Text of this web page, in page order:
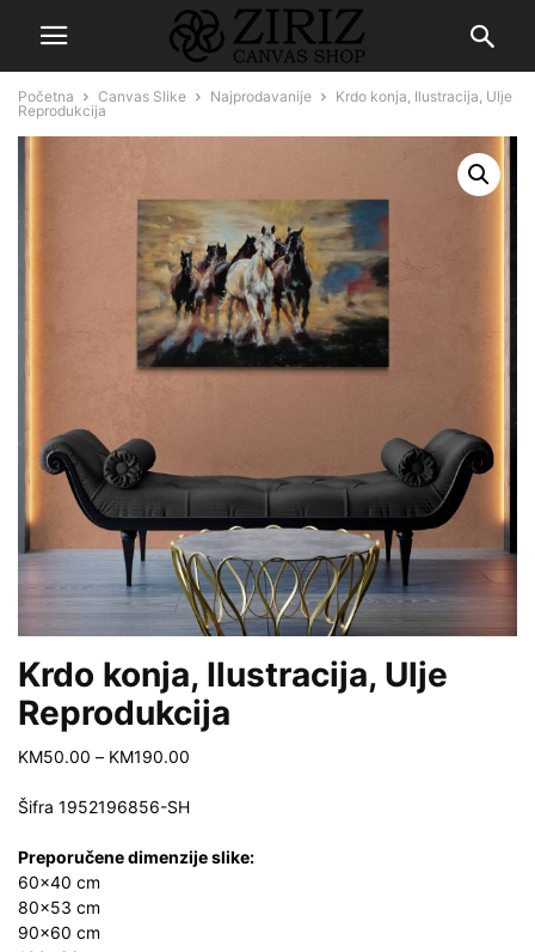
Početna Canvas Slike Najprodavanije
Krdo konja, Ilustracija, Ulje
Reprodukcija
Krdo konja, Ilustracija, Ulje
Reprodukcija
KM50.00 – KM190.00
KM50.00
KM190.00
Šifra 1952196856-SH
Preporučene dimenzije slike:
60×40 cm
80×53 cm
90×60 cm